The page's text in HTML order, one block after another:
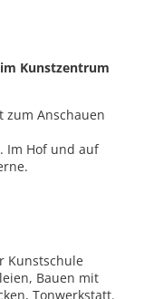
Kunstzentrum
zum Anschauen
Im Hof und auf
Kunstschule
Bauen mit
Tonwerkstatt.